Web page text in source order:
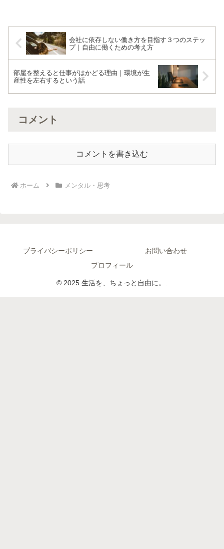
会社に依存しない働き方を目指す３つのステッ
プ｜自由に働くための考え方
部屋を整えると仕事がはかどる理由｜環境が生
産性を左右するという話
コメント
コメントを書き込む
ホーム メンタル・思考
プライバシーポリシー
お問い合わせ
プロフィール
© 2025 生活を、ちょっと自由に。.